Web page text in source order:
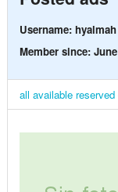
Username: hyalmah
Member since: June
all available reserved